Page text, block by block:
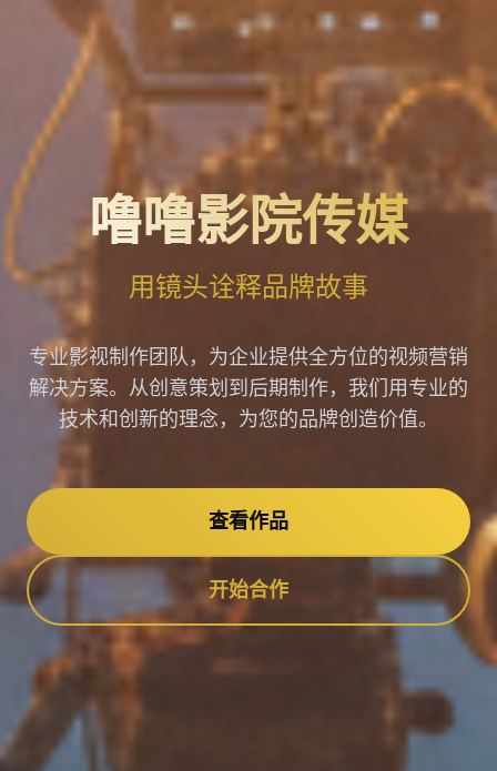
噜噜影院传媒
用镜头诠释品牌故事
专业影视制作团队，为企业提供全方位的视频营销
解决方案。从创意策划到后期制作，我们用专业的
技术和创新的理念，为您的品牌创造价值。
查看作品
开始合作